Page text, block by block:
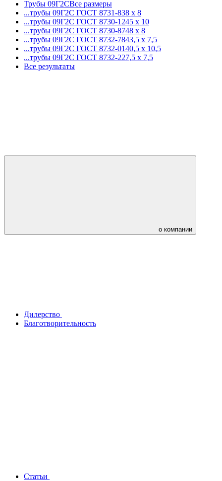
Трубы 09Г2СВсе размеры
...трубы 09Г2С ГОСТ 8731-838 x 8
...трубы 09Г2С ГОСТ 8730-1245 x 10
...трубы 09Г2С ГОСТ 8730-8748 x 8
...трубы 09Г2С ГОСТ 8732-7843,5 x 7,5
...трубы 09Г2С ГОСТ 8732-0140,5 x 10,5
...трубы 09Г2С ГОСТ 8732-227,5 x 7,5
Все результаты
о компании
Дилерство
Благотворительность
Статьи